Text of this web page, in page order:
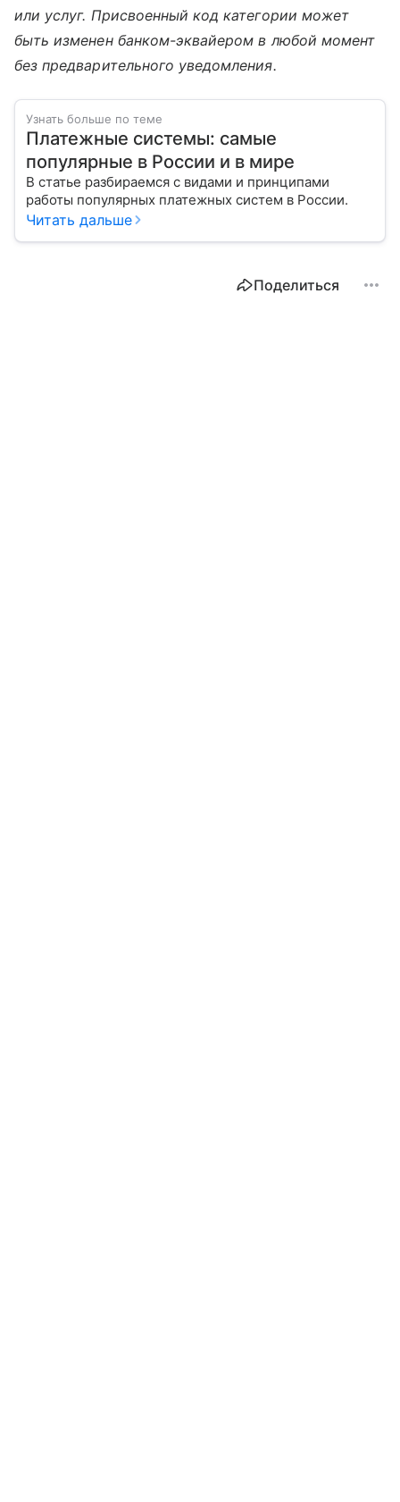
или услуг. Присвоенный код категории может
быть изменен банком-эквайером в любой момент
без предварительного уведомления.
Узнать больше по теме
Платежные системы: самые
популярные в России и в мире
В статье разбираемся с видами и принципами
работы популярных платежных систем в России.
Читать дальше
Поделиться